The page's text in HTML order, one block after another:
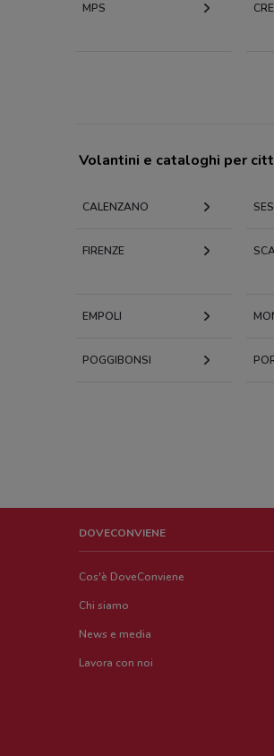
MPS
Volantini e cataloghi per
CALENZANO
FIRENZE
EMPOLI
POGGIBONSI
DOVECONVIENE
Cos'è DoveConviene
Chi siamo
News e media
Lavora con noi